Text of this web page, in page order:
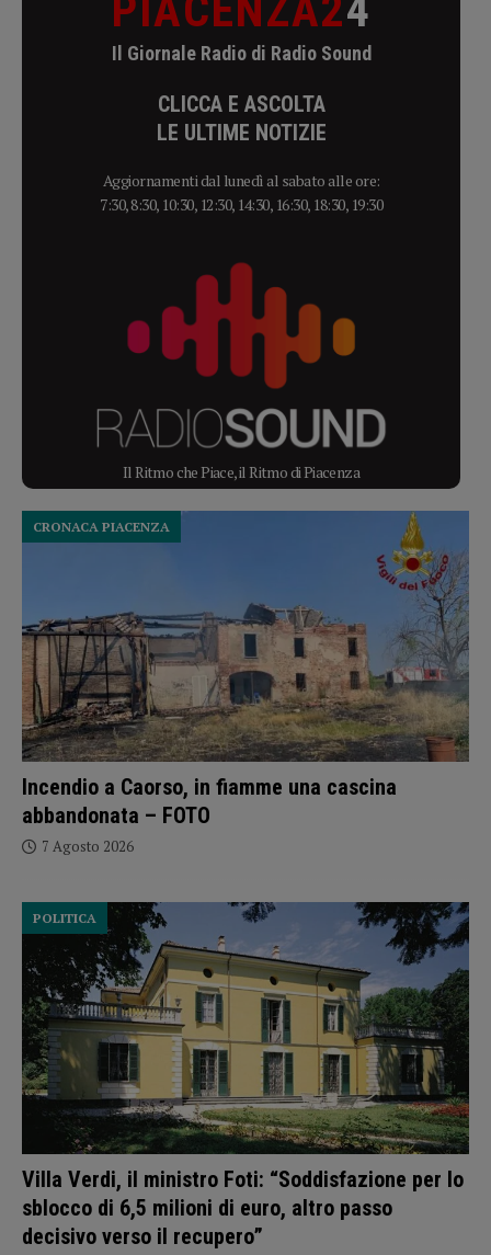
PIACENZA24
Il Giornale Radio di Radio Sound
CLICCA E ASCOLTA
LE ULTIME NOTIZIE
Aggiornamenti dal lunedì al sabato alle ore:
7:30, 8:30, 10:30, 12:30, 14:30, 16:30, 18:30, 19:30
Il Ritmo che Piace, il Ritmo di Piacenza
Incendio a Caorso, in fiamme una cascina
abbandonata – FOTO
CRONACA PIACENZA
7 Agosto 2026
Villa Verdi, il ministro Foti: “Soddisfazione per lo
sblocco di 6,5 milioni di euro, altro passo
decisivo verso il recupero”
POLITICA